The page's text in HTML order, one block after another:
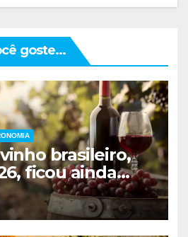
goste...
brasileiro,
ficou ainda